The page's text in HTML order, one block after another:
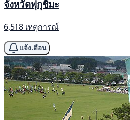
จังหวัดฟุกุชิมะ
6,518 เหตุการณ์
แจ้งเตือน